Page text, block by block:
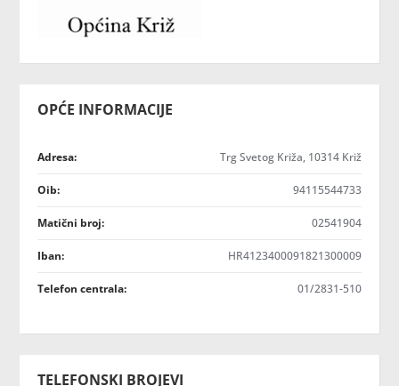
OPĆE INFORMACIJE
Adresa: Trg Svetog Križa, 10314 Križ
Oib: 94115544733
Matični broj: 02541904
Iban: HR4123400091821300009
Telefon centrala: 01/2831-510
TELEFONSKI BROJEVI